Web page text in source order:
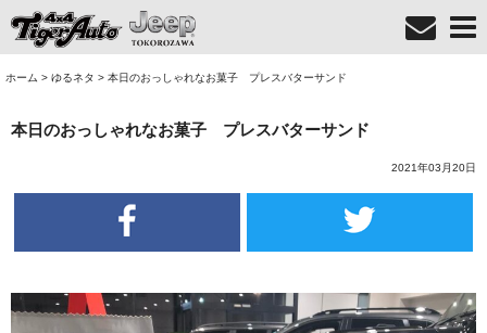
ホーム > ゆるネタ > 本日のおっしゃれなお菓子 プレスバターサンド
本日のおっしゃれなお菓子 プレスバターサンド
2021年03月20日